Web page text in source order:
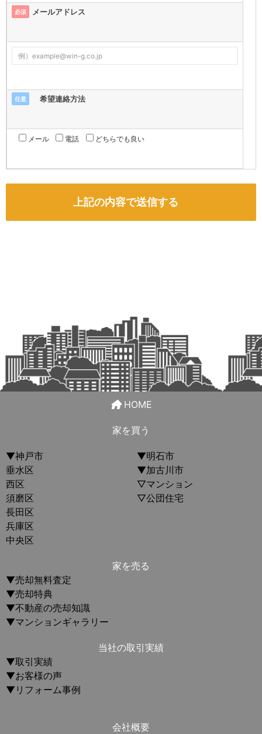
必須 メールアドレス
任意 希望連絡方法
メール 電話 どちらでも良い
HOME
家を買う
▼神戸市
垂水区
西区
須磨区
長田区
兵庫区
中央区
▼明石市
▼加古川市
▽マンション
▽公団住宅
家を売る
▼売却無料査定
▼売却特典
▼不動産の売却知識
▼マンションギャラリー
当社の取引実績
▼取引実績
▼お客様の声
▼リフォーム事例
会社概要